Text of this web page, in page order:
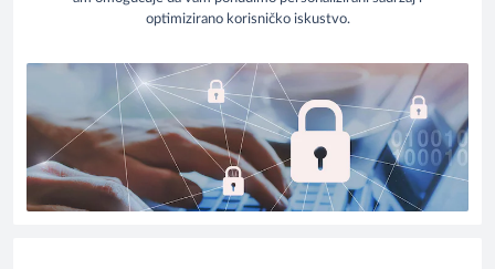
optimizirano korisničko iskustvo.